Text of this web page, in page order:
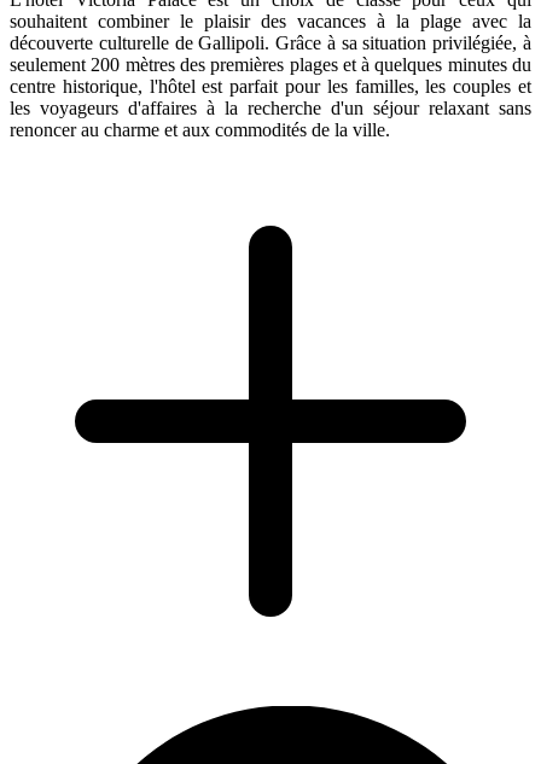
souhaitent combiner le plaisir des vacances à la plage avec la
découverte culturelle de Gallipoli. Grâce à sa situation privilégiée, à
seulement 200 mètres des premières plages et à quelques minutes du
centre historique, l'hôtel est parfait pour les familles, les couples et
les voyageurs d'affaires à la recherche d'un séjour relaxant sans
renoncer au charme et aux commodités de la ville.